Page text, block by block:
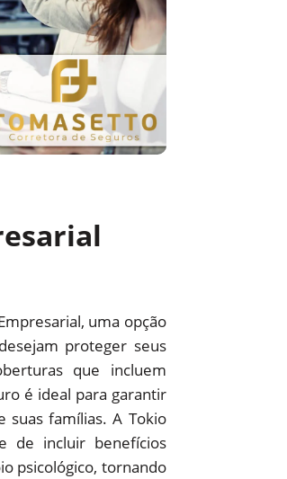
uma opção
proteger seus
que incluem
é ideal para garantir
suas famílias. A Tokio
de incluir benefícios
psicológico, tornando